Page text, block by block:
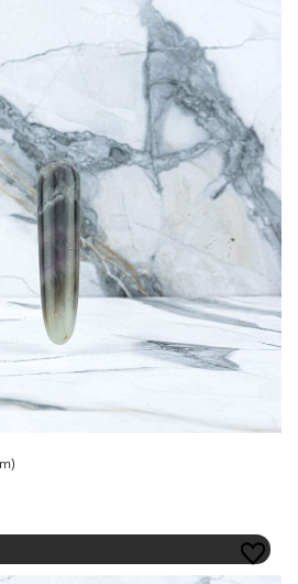
prijs was: €25,00.
prijs is: €20,00.